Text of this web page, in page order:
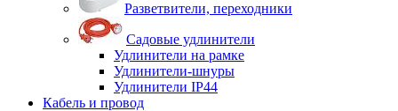
Разветвители, переходники
Садовые удлинители
Удлинители на рамке
Удлинители-шнуры
Удлинители IP44
Кабель и провод